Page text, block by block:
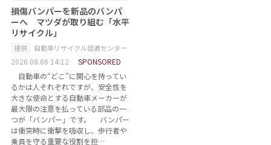
損傷バンパーを新品のバンパ
ーへ マツダが取り組む「水平
リサイクル」
提供 自動車リサイクル促進センター
2026.08.06 14:12
SPONSORED
自動車の“どこ”に関心を持ってい
るかは人それぞれですが、安全性を
大きな使命とする自動車メーカーが
最大限の注意を払っている部品の一
つが「バンパー」です。 バンパー
は衝突時に衝撃を吸収し、歩行者や
乗員を守る重要な役割を担…